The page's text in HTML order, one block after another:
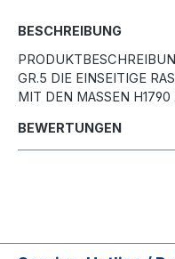
BESCHREIBUNG
GR.5 DIE EINSEITIGE
MIT DEN MASSEN
BEWERTUNGEN